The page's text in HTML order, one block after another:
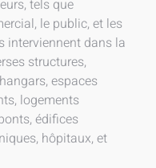
tels que
le public, et les
interviennent dans la
structures,
espaces
logements
édifices
hôpitaux, et